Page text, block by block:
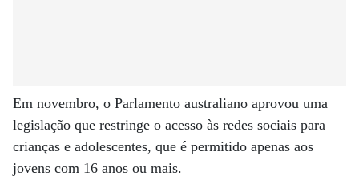
Em novembro, o Parlamento australiano aprovou uma
legislação que restringe o acesso às redes sociais para
crianças e adolescentes, que é permitido apenas aos
jovens com 16 anos ou mais.